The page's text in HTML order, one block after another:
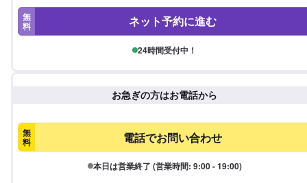
無
料 ネット予約に進む
24時間受付中！
お急ぎの方はお電話から
無
料 電話でお問い合わせ
本日は営業終了 (営業時間: 9:00 - 19:00)